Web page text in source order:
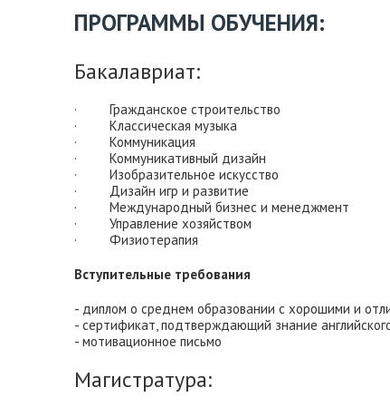
ПРОГРАММЫ ОБУЧЕНИЯ:
Бакалавриат:
· Гражданское строительство
· Классическая музыка
· Коммуникация
· Коммуникативный дизайн
· Изобразительное искусство
· Дизайн игр и развитие
· Международный бизнес и менеджмент
· Управление хозяйством
· Физиотерапия
Вступительные требования
- диплом о среднем образовании с хорошими и
- сертификат, подтверждающий знание
- мотивационное письмо
Магистратура: